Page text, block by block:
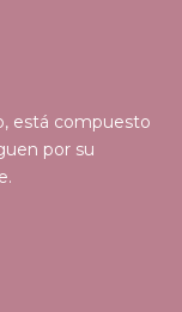
está compuesto
por su